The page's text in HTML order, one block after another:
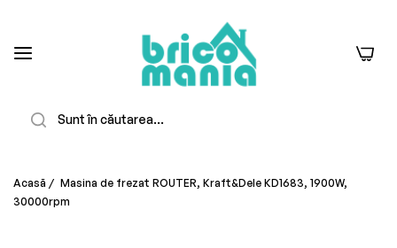
0
Acasă / Masina de frezat ROUTER, Kraft&Dele KD1683, 1900W,
30000rpm